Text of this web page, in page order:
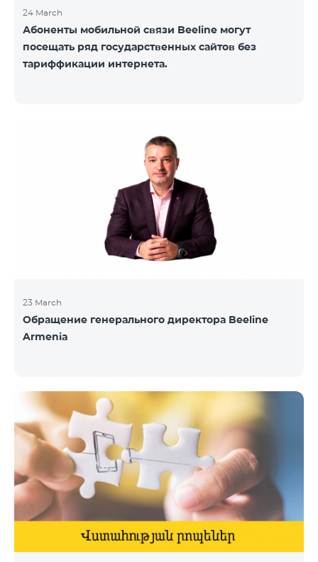
24 March
Абоненты мобильной связи Beeline могут
посещать ряд государственных сайтов без
тариффикации интернета.
23 March
Обращение генерального директора Beeline
Armenia